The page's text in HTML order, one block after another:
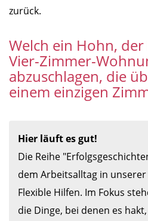
zurück.
Welch ein Hohn, der
Vier-Zimmer-
abzuschlagen, die
einem einzigen
Hier läuft es gut!
Die Reihe
dem Arbeitsalltag in unserer
Flexible Hilfen. Im Fokus
die Dinge, bei denen es